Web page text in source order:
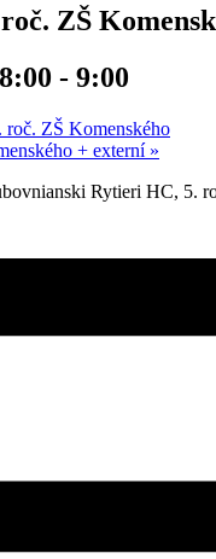
ZŠ
- 9:00
roč. ZŠ Komenského
+ externí »
Rytieri HC, 5.